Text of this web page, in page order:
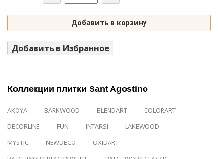
Добавить в корзину
Добавить в Избранное
Коллекции плитки Sant Agostino
AKOYA BARKWOOD BLENDART
COLORART
DECORLINE
FUN INTARSI
LAKEWOOD
MYSTIC
NEWDECO
OXIDART